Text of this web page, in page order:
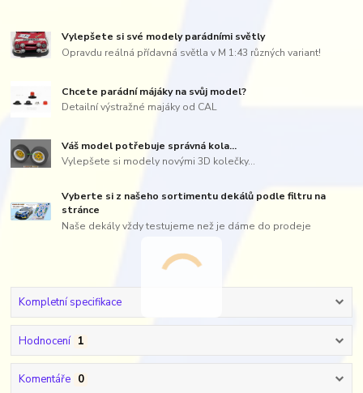
Vylepšete si své modely parádními světly
Opravdu reálná přídavná světla v M 1:43 různých variant!
Chcete parádní májáky na svůj model?
Detailní výstražné majáky od CAL
Váš model potřebuje správná kola...
Vylepšete si modely novými 3D kolečky...
Vyberte si z našeho sortimentu dekálů podle filtru na
stránce
Naše dekály vždy testujeme než je dáme do prodeje
Kompletní specifikace
Hodnocení 1
Komentáře 0